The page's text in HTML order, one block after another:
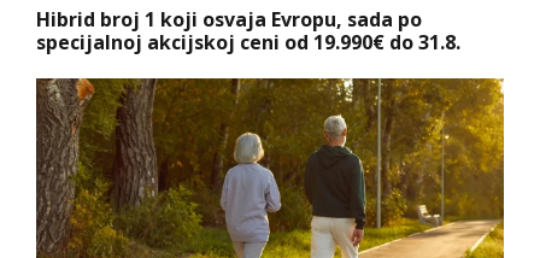
Hibrid broj 1 koji osvaja Evropu, sada po
specijalnoj akcijskoj ceni od 19.990€ do 31.8.